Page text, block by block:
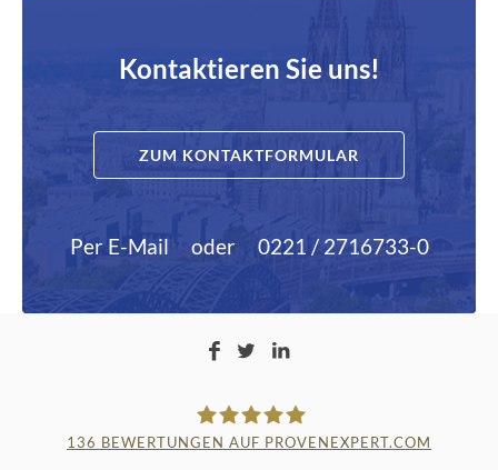
Kontaktieren Sie uns!
ZUM KONTAKTFORMULAR
Per E-Mail oder 0221 / 2716733-0
136 BEWERTUNGEN AUF PROVENEXPERT.COM